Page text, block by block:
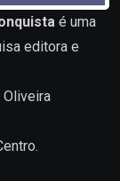
é uma
editora e